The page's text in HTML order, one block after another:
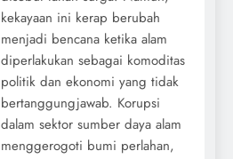
kekayaan ini kerap berubah
menjadi bencana ketika alam
diperlakukan sebagai komoditas
politik dan ekonomi yang tidak
bertanggungjawab. Korupsi
dalam sektor sumber daya alam
menggerogoti bumi perlahan,